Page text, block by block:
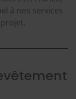
à nos services